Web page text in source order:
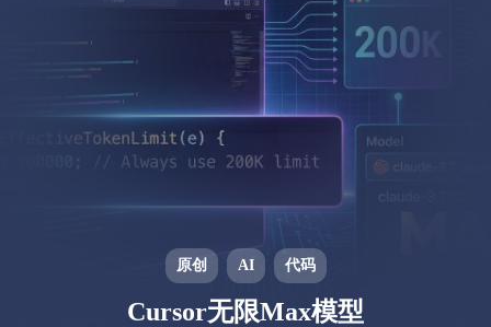
原创 AI 代码
Cursor无限Max模型